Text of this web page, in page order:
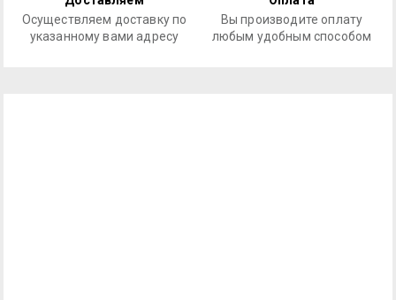
Осуществляем доставку по
указанному вами адресу
Вы производите оплату
любым удобным способом